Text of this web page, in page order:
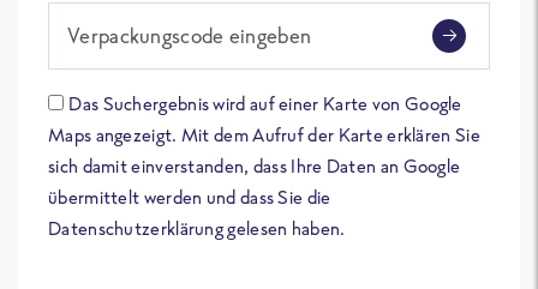
Verpackungscode eingeben
Das Suchergebnis wird auf einer Karte von Google
Maps angezeigt. Mit dem Aufruf der Karte erklären Sie
sich damit einverstanden, dass Ihre Daten an Google
übermittelt werden und dass Sie die
Datenschutzerklärung gelesen haben.